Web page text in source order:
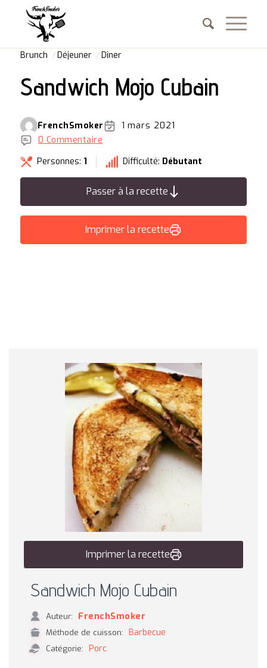
Brunch Déjeuner Dîner
Sandwich Mojo Cubain
FrenchSmoker
1 mars 2021
0 Commentaire
Personnes: 1 Difficulté: Débutant
Passer à la recette
Imprimer la recette
Imprimer la recette
Sandwich Mojo Cubain
Auteur: FrenchSmoker
Méthode de cuisson: Barbecue
Catégorie: Porc